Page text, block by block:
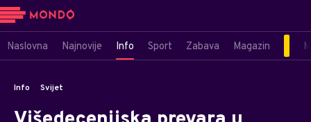
Naslovna Najnovije Info Sport Zabava Magazin
Info Svijet